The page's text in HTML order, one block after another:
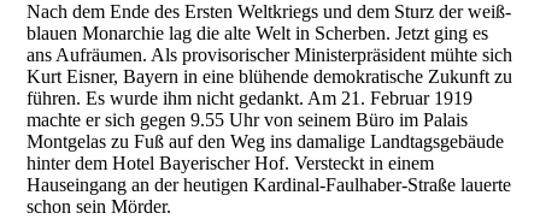
Nach dem Ende des Ersten Weltkriegs und dem Sturz der weiß-
blauen Monarchie lag die alte Welt in Scherben. Jetzt ging es
ans Aufräumen. Als provisorischer Ministerpräsident mühte sich
Kurt Eisner, Bayern in eine blühende demokratische Zukunft zu
führen. Es wurde ihm nicht gedankt. Am 21. Februar 1919
machte er sich gegen 9.55 Uhr von seinem Büro im Palais
Montgelas zu Fuß auf den Weg ins damalige Landtagsgebäude
hinter dem Hotel Bayerischer Hof. Versteckt in einem
Hauseingang an der heutigen Kardinal-Faulhaber-Straße lauerte
schon sein Mörder.